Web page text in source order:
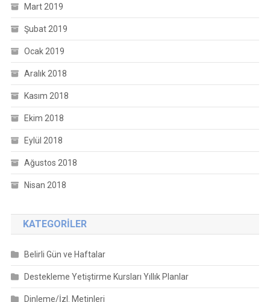
Mart 2019
Şubat 2019
Ocak 2019
Aralık 2018
Kasım 2018
Ekim 2018
Eylül 2018
Ağustos 2018
Nisan 2018
KATEGORILER
Belirli Gün ve Haftalar
Destekleme Yetiştirme Kursları Yıllık Planlar
Dinleme/İzl. Metinleri